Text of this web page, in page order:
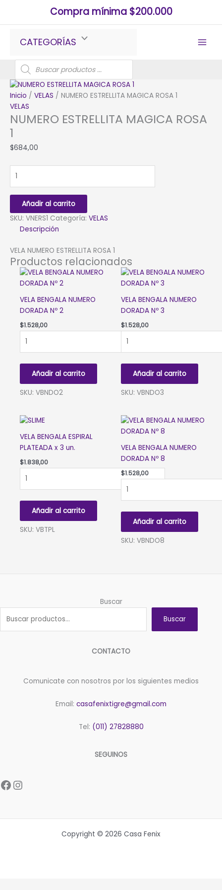
contenido
Compra mínima $200.000
CATEGORÍAS
Búsqueda
de
productos
Inicio / VELAS / NUMERO ESTRELLITA MAGICA ROSA 1
VELAS
NUMERO ESTRELLITA MAGICA ROSA
1
$684,00
ESTRELLITA
ROSA
1
cantidad
Añadir al carrito
SKU: VNERS1 Categoría: VELAS
Descripción
VELA NUMERO ESTRELLITA ROSA 1
Productos relacionados
VELA BENGALA NUMERO
DORADA Nº 2
$1.528,00
BENGALA
2
Añadir al carrito
SKU: VBNDO2
VELA BENGALA NUMERO
DORADA Nº 3
$1.528,00
BENGALA
3
Añadir al carrito
SKU: VBNDO3
VELA BENGALA ESPIRAL
PLATEADA x 3 un.
$1.838,00
BENGALA
PLATEADA
3
Añadir al carrito
SKU: VBTPL
VELA BENGALA NUMERO
DORADA Nº 8
$1.528,00
BENGALA
DORADA
8
Añadir al carrito
SKU: VBNDO8
Buscar
Buscar
CONTACTO
Comunicate con nosotros por los siguientes medios
Email: casafenixtigre@gmail.com
Tel: (011) 27828880
SEGUINOS
Facebook
Instagram
Copyright © 2026 Casa Fenix